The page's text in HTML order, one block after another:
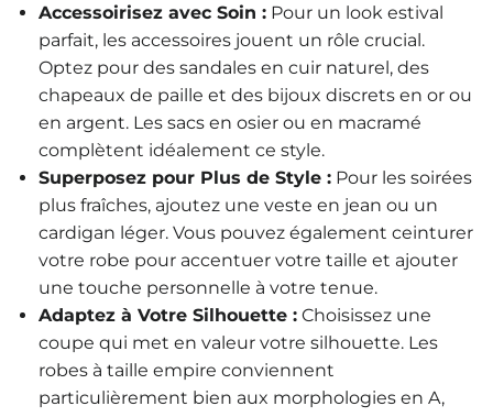
Accessoirisez avec Soin : Pour un look estival
parfait, les accessoires jouent un rôle crucial.
Optez pour des sandales en cuir naturel, des
chapeaux de paille et des bijoux discrets en or ou
en argent. Les sacs en osier ou en macramé
complètent idéalement ce style.
Superposez pour Plus de Style : Pour les soirées
plus fraîches, ajoutez une veste en jean ou un
cardigan léger. Vous pouvez également ceinturer
votre robe pour accentuer votre taille et ajouter
une touche personnelle à votre tenue.
Adaptez à Votre Silhouette : Choisissez une
coupe qui met en valeur votre silhouette. Les
robes à taille empire conviennent
particulièrement bien aux morphologies en A,